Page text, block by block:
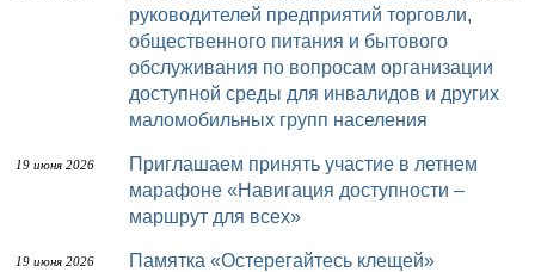
руководителей предприятий торговли,
общественного питания и бытового
обслуживания по вопросам организации
доступной среды для инвалидов и других
маломобильных групп населения
19 июня 2026
Приглашаем принять участие в летнем
марафоне «Навигация доступности –
маршрут для всех»
19 июня 2026 Памятка «Остерегайтесь клещей»